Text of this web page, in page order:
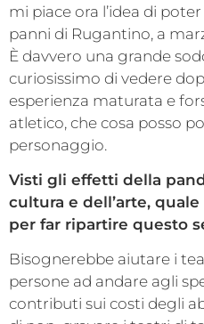
mi piace ora l’idea di
panni di Rugantino, a
È davvero una grande
curiosissimo di vedere
esperienza maturata e
atletico, che cosa posso
personaggio.
Visti gli effetti della
cultura e dell’arte,
per far ripartire questo
Bisognerebbe aiutare i
persone ad andare agli
contributi sui costi degli